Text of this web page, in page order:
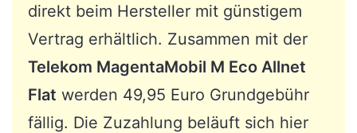
direkt beim Hersteller mit günstigem
Vertrag erhältlich. Zusammen mit der
Telekom MagentaMobil M Eco Allnet
Flat werden 49,95 Euro Grundgebühr
fällig. Die Zuzahlung beläuft sich hier